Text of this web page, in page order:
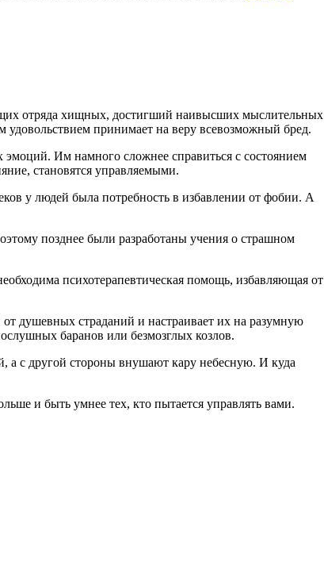
отряда хищных, достигший наивысших мыслительных
принимает на веру всевозможный бред.
Им намного сложнее справиться с состоянием
становятся управляемыми.
у людей была потребность в избавлении от фобии. А
позднее были разработаны учения о страшном
психотерапевтическая помощь, избавляющая от
душевных страданий и настраивает их на разумную
баранов или безмозглых козлов.
а с другой стороны внушают кару небесную. И куда
и быть умнее тех, кто пытается управлять вами.